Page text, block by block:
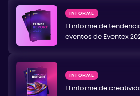
INFORME
El informe de
eventos de Eventex
INFORME
El informe de